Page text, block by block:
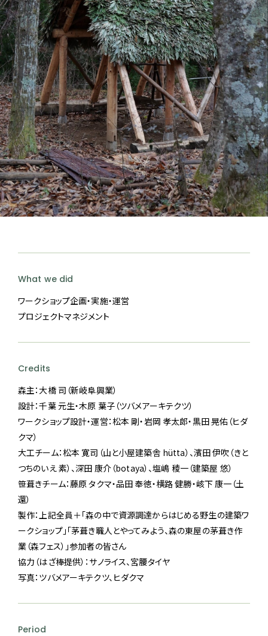
What we did
ワークショップ企画・実施・運営
プロジェクトマネジメント
Credits
森主：大橋 司（新岐阜興業）
設計：千葉 元生・木原 葉子（ツバメアーキテクツ）
ワークショップ設計・運営：松本 剛・岩岡 孝太郎・黒田 晃佑（ヒダ
クマ）
大工チーム：松本 寛司（山と小屋建築舎 hütta）、濱田 伊吹（きと
つちのいえ 素）、深田 康介（botaya）、塩嶋 稜一（建築屋 悠）
笹葺きチーム：藤原 タクマ・品田 奉徳・横路 健勝・峐下 康一（土
還）
製作：上記全員＋「森の中で資源調達からはじめる野生の建築ワ
ークショップ」「茅葺き職人とやってみよう、森の東屋の茅葺き作
業（森フェス）」参加者の皆さん
協力（はざ棒提供）：サノライス、宮腰タイヤ
写真：ツバメアーキテクツ、ヒダクマ
Period